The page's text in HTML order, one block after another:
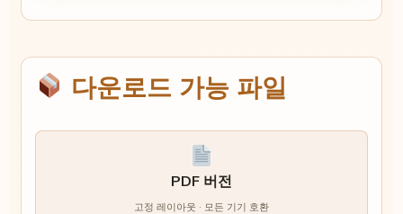
다운로드 가능 파일
PDF 버전
고정 레이아웃 · 모든 기기 호환